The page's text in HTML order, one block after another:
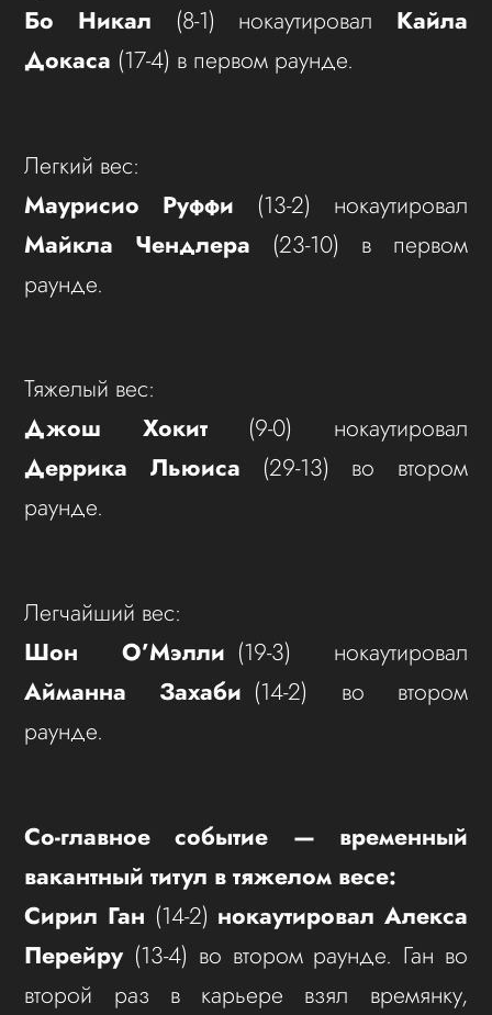
Бо Никал (8-1) нокаутировал Кайла
Докаса (17-4) в первом раунде.
Легкий вес:
Маурисио Руффи (13-2) нокаутировал
Майкла Чендлера (23-10) в первом
раунде.
Тяжелый вес:
Джош Хокит(9-0) нокаутировал
Деррика Льюиса (29-13) во втором
раунде.
Легчайший вес:
Шон О’Мэлли (19-3) нокаутировал
Айманна Захаби (14-2) во втором
раунде.
Со-главное событие — временный
вакантный титул в тяжелом весе:
Сирил Ган (14-2) нокаутировал Алекса
Перейру(13-4) во втором раунде. Ган во
второй раз в карьере взял времянку,